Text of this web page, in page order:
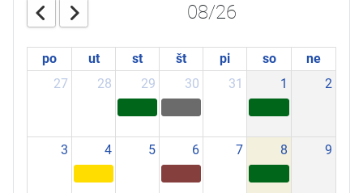
08/26
po ut st št pi so
ne
27
28 29 30 31 1 2
3 4 5 6 7 8 9